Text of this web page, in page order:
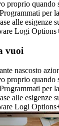
proprio quando
per
alle esigenze
Logi
vuoi
nascosto
proprio quando
per
alle esigenze
Logi